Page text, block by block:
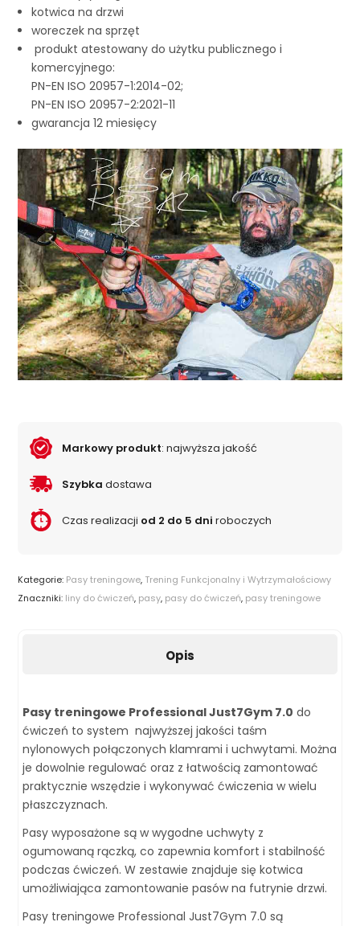
kotwica na drzwi
woreczek na sprzęt
produkt atestowany do użytku publicznego i
komercyjnego:
PN-EN ISO 20957-1:2014-02;
PN-EN ISO 20957-2:2021-11
gwarancja 12 miesięcy
Markowy produkt: najwyższa jakość
Szybka dostawa
Czas realizacji od 2 do 5 dni roboczych
Kategorie: Pasy treningowe, Trening Funkcjonalny i Wytrzymałościowy
Znaczniki: liny do ćwiczeń, pasy, pasy do ćwiczeń, pasy treningowe
Opis
Pasy treningowe Professional Just7Gym 7.0 do
ćwiczeń to system najwyższej jakości taśm
nylonowych połączonych klamrami i uchwytami. Można
je dowolnie regulować oraz z łatwością zamontować
praktycznie wszędzie i wykonywać ćwiczenia w wielu
płaszczyznach.
Pasy wyposażone są w wygodne uchwyty z
ogumowaną rączką, co zapewnia komfort i stabilność
podczas ćwiczeń. W zestawie znajduje się kotwica
umożliwiająca zamontowanie pasów na futrynie drzwi.
Pasy treningowe Professional Just7Gym 7.0 są